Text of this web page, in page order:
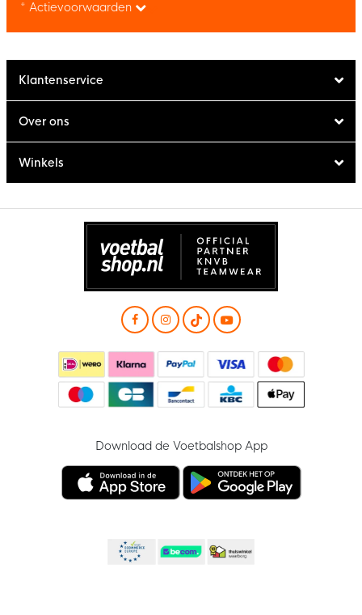
* Actievoorwaarden
Klantenservice
Over ons
Winkels
Download de Voetbalshop App